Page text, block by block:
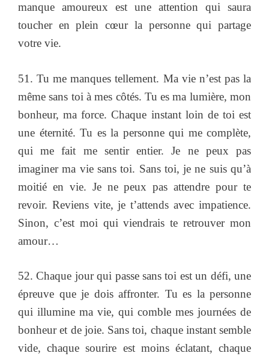
manque amoureux est une attention qui saura
toucher en plein cœur la personne qui partage
votre vie.
51. Tu me manques tellement. Ma vie n’est pas la
même sans toi à mes côtés. Tu es ma lumière, mon
bonheur, ma force. Chaque instant loin de toi est
une éternité. Tu es la personne qui me complète,
qui me fait me sentir entier. Je ne peux pas
imaginer ma vie sans toi. Sans toi, je ne suis qu’à
moitié en vie. Je ne peux pas attendre pour te
revoir. Reviens vite, je t’attends avec impatience.
Sinon, c’est moi qui viendrais te retrouver mon
amour…
52. Chaque jour qui passe sans toi est un défi, une
épreuve que je dois affronter. Tu es la personne
qui illumine ma vie, qui comble mes journées de
bonheur et de joie. Sans toi, chaque instant semble
vide, chaque sourire est moins éclatant, chaque